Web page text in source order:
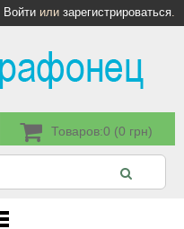
Войти или зарегистрироваться.
Товаров:0 (0 грн)